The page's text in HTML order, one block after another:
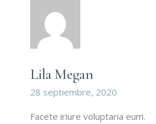
Lila Megan
28 septiembre, 2020
Facete iriure voluptaria eum.